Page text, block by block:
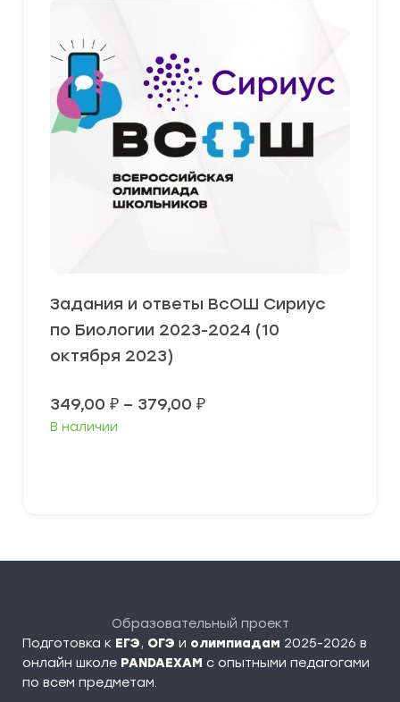
Задания и ответы ВсОШ Сириус
по Биологии 2023-2024 (10
октября 2023)
349,00 ₽ – 379,00 ₽Диапазон
В наличии
Образовательный проект
Подготовка к ЕГЭ, ОГЭ и олимпиадам 2025-2026 в
онлайн школе PANDAEXAM c опытными педагогами
по всем предметам.